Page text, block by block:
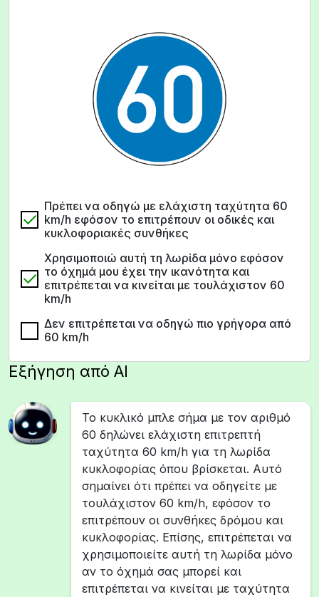
Πρέπει να οδηγώ με ελάχιστη ταχύτητα 60
km/h εφόσον το επιτρέπουν οι οδικές και
κυκλοφοριακές συνθήκες
Χρησιμοποιώ αυτή τη λωρίδα μόνο εφόσον
το όχημά μου έχει την ικανότητα και
επιτρέπεται να κινείται με τουλάχιστον 60
km/h
Δεν επιτρέπεται να οδηγώ πιο γρήγορα από
60 km/h
Εξήγηση από AI
Το κυκλικό μπλε σήμα με τον αριθμό
60 δηλώνει ελάχιστη επιτρεπτή
ταχύτητα 60 km/h για τη λωρίδα
κυκλοφορίας όπου βρίσκεται. Αυτό
σημαίνει ότι πρέπει να οδηγείτε με
τουλάχιστον 60 km/h, εφόσον το
επιτρέπουν οι συνθήκες δρόμου και
κυκλοφορίας. Επίσης, επιτρέπεται να
χρησιμοποιείτε αυτή τη λωρίδα μόνο
αν το όχημά σας μπορεί και
επιτρέπεται να κινείται με ταχύτητα